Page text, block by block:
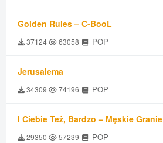
Golden Rules – C-BooL
37124 63058 POP
Jerusalema
34309 74196 POP
I Ciebie Też, Bardzo – Męskie Granie
29350 57239 POP